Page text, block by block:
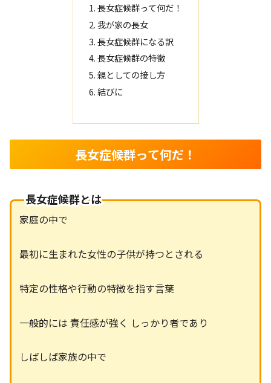
長女症候群って何だ！
我が家の長女
長女症候群になる訳
長女症候群の特徴
親としての接し方
結びに
長女症候群って何だ！
長女症候群とは
家庭の中で
最初に生まれた女性の子供が持つとされる
特定の性格や行動の特徴を指す言葉
一般的には 責任感が強く しっかり者であり
しばしば家族の中で